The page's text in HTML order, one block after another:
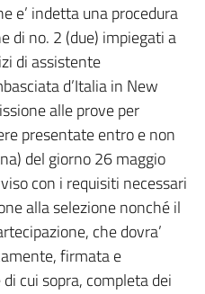
e’ indetta una procedura
di no. 2 (due) impiegati a
di assistente
d’Italia in New
alle prove per
presentate entro e non
del giorno 26 maggio
con i requisiti necessari
alla selezione nonché il
che dovra’
firmata e
cui sopra, completa dei